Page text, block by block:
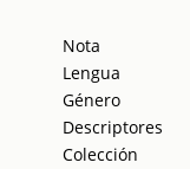
Nota
Lengua
Género
Descriptores
Colección